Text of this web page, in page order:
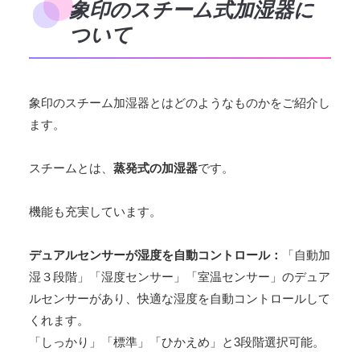
象印のスチーム式加湿器に
ついて
象印のスチーム加湿器とはどのようなものかをご紹介し
ます。
スチームとは、 蒸発式の加湿器です。
機能も充実しています。
デュアルセンサーが湿度を自動コントロール：
「自動加
湿３段階」「湿度センサー」「室温センサー」のデュア
ルセンサーがあり、快適な湿度を自動コントロールして
くれます。
「しっかり」「標準」「ひかえめ」と3段階選択可能。